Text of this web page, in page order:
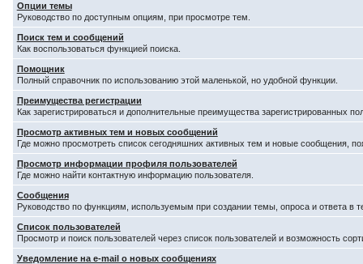
Опции темы
Руководство по доступным опциям, при просмотре тем.
Поиск тем и сообщений
Как воспользоваться функцией поиска.
Помощник
Полный справочник по использованию этой маленькой, но удобной функции.
Преимущества регистрации
Как зарегистрироваться и дополнительные преимущества зарегистрированных
Просмотр активных тем и новых сообщений
Где можно просмотреть список сегодняшних активных тем и новые сообщения,
Просмотр информации профиля пользователей
Где можно найти контактную информацию пользователя.
Сообщения
Руководство по функциям, используемым при создании темы, опроса и ответа в
Список пользователей
Просмотр и поиск пользователей через список пользователей и возможность
Уведомление на e-mail о новых сообщениях